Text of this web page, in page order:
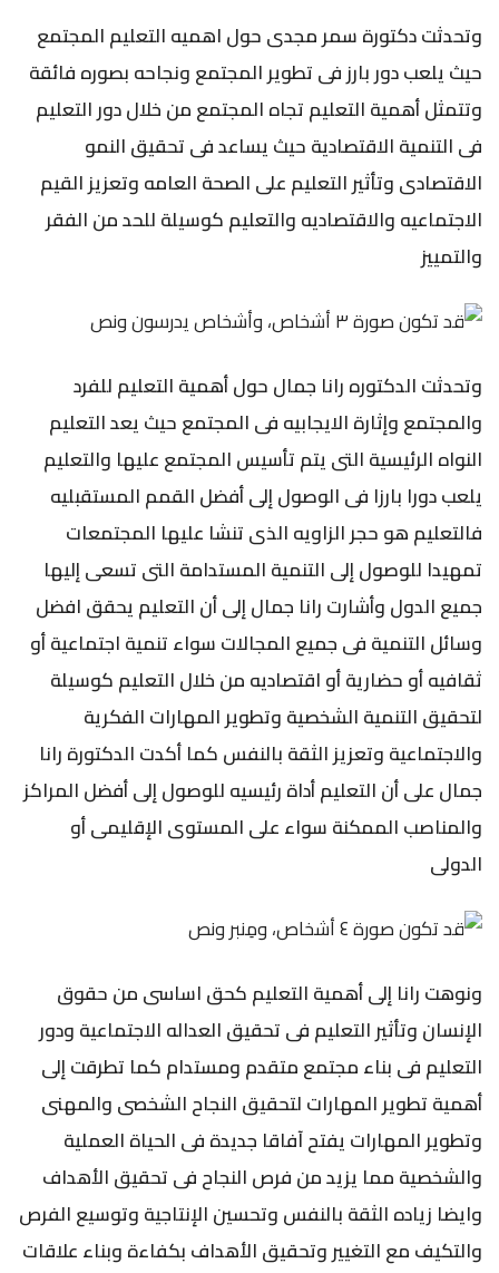
وتحدثت دكتورة سمر مجدى حول اهميه التعليم المجتمع
حيث يلعب دور بارز فى تطوير المجتمع ونجاحه بصوره فائقة
وتتمثل أهمية التعليم تجاه المجتمع من خلال دور التعليم
فى التنمية الاقتصادية حيث يساعد فى تحقيق النمو
الاقتصادى وتأثير التعليم على الصحة العامه وتعزيز القيم
الاجتماعيه والاقتصاديه والتعليم كوسيلة للحد من الفقر
والتمييز
وتحدثت الدكتوره رانا جمال حول أهمية التعليم للفرد
والمجتمع وإثارة الايجابيه فى المجتمع حيث يعد التعليم
النواه الرئيسية التى يتم تأسيس المجتمع عليها والتعليم
يلعب دورا بارزا فى الوصول إلى أفضل القمم المستقبليه
فالتعليم هو حجر الزاويه الذى تنشا عليها المجتمعات
تمهيدا للوصول إلى التنمية المستدامة التى تسعى إليها
جميع الدول وأشارت رانا جمال إلى أن التعليم يحقق افضل
وسائل التنمية فى جميع المجالات سواء تنمية اجتماعية أو
ثقافيه أو حضارية أو اقتصاديه من خلال التعليم كوسيلة
لتحقيق التنمية الشخصية وتطوير المهارات الفكرية
والاجتماعية وتعزيز الثقة بالنفس كما أكدت الدكتورة رانا
جمال على أن التعليم أداة رئيسيه للوصول إلى أفضل المراكز
والمناصب الممكنة سواء على المستوى الإقليمى أو
الدولى
ونوهت رانا إلى أهمية التعليم كحق اساسى من حقوق
الإنسان وتأثير التعليم فى تحقيق العداله الاجتماعية ودور
التعليم فى بناء مجتمع متقدم ومستدام كما تطرقت إلى
أهمية تطوير المهارات لتحقيق النجاح الشخصى والمهنى
وتطوير المهارات يفتح آفاقا جديدة فى الحياة العملية
والشخصية مما يزيد من فرص النجاح فى تحقيق الأهداف
وايضا زياده الثقة بالنفس وتحسين الإنتاجية وتوسيع الفرص
والتكيف مع التغيير وتحقيق الأهداف بكفاءة وبناء علاقات